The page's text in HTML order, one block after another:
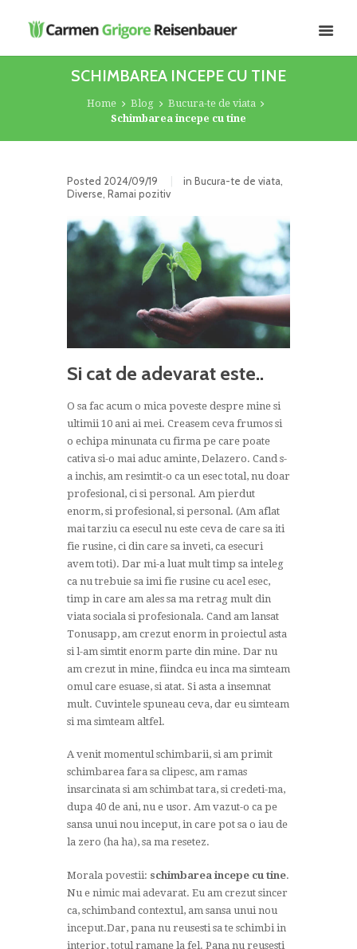
SCHIMBAREA INCEPE CU TINE
Home Blog
Bucura-te de viata
Schimbarea incepe cu tine
Posted 2024/09/19 in Bucura-te de viata,
Diverse, Ramai pozitiv
Si cat de adevarat este..
O sa fac acum o mica poveste despre mine si
ultimii 10 ani ai mei. Creasem ceva frumos si
o echipa minunata cu firma pe care poate
cativa si-o mai aduc aminte, Delazero. Cand s-
a inchis, am resimtit-o ca un esec total, nu doar
profesional, ci si personal. Am pierdut
enorm, si profesional, si personal. (Am aflat
mai tarziu ca esecul nu este ceva de care sa iti
fie rusine, ci din care sa inveti, ca esecuri
avem toti). Dar mi-a luat mult timp sa inteleg
ca nu trebuie sa imi fie rusine cu acel esec,
timp in care am ales sa ma retrag mult din
viata sociala si profesionala. Cand am lansat
Tonusapp, am crezut enorm in proiectul asta
si l-am simtit enorm parte din mine. Dar nu
am crezut in mine, fiindca eu inca ma simteam
omul care esuase, si atat. Si asta a insemnat
mult. Cuvintele spuneau ceva, dar eu simteam
si ma simteam altfel.
A venit momentul schimbarii, si am primit
schimbarea fara sa clipesc, am ramas
insarcinata si am schimbat tara, si credeti-ma,
dupa 40 de ani, nu e usor. Am vazut-o ca pe
sansa unui nou inceput, in care pot sa o iau de
la zero (ha ha), sa ma resetez.
Morala povestii: schimbarea incepe cu tine.
Nu e nimic mai adevarat. Eu am crezut sincer
ca, schimband contextul, am sansa unui nou
inceput.Dar, pana nu reusesti sa te schimbi in
interior, totul ramane la fel. Pana nu reusesti